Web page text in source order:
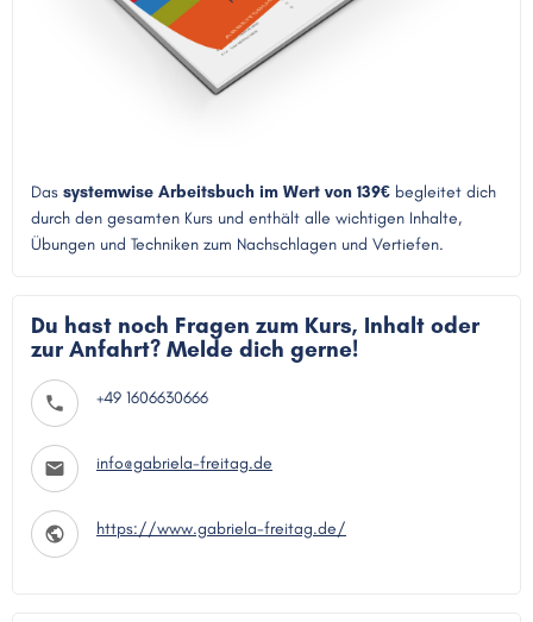
Das systemwise Arbeitsbuch im Wert von 139€ begleitet dich
durch den gesamten Kurs und enthält alle wichtigen Inhalte,
Übungen und Techniken zum Nachschlagen und Vertiefen.
Du hast noch Fragen zum Kurs, Inhalt oder
zur Anfahrt? Melde dich gerne!
+49 1606630666
info@gabriela-freitag.de
https://www.gabriela-freitag.de/